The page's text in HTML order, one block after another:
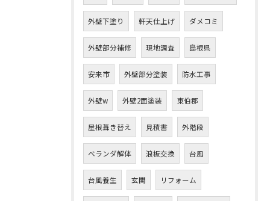
外壁下塗り 軒天仕上げ ダメコミ
外壁部分補修 現地調査 島根県
安来市 外壁部分塗装 防水工事
外壁w 外壁2面塗装 東伯郡
屋根葺き替え 見積書 外階段
ベランダ解体 浪板交換 台風
台風養生 玄関 リフォーム